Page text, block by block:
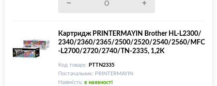
Картридж PRINTERMAYIN Brother HL-L2300/
2340/2360/2365/2500/2520/2540/2560/MFC
-L2700/2720/2740/TN-2335, 1,2K
Код товару: PTTN2335
Постачальник: PRINTERMAYIN
Наявність: в наявності